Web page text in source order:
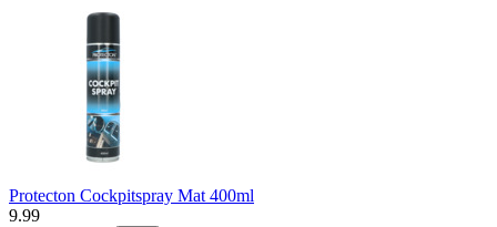
Protecton Cockpitspray Mat 400ml
9.99